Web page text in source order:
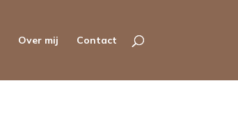
Over mij Contact